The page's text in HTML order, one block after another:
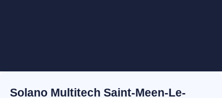
Solano Multitech Saint-Meen-Le-